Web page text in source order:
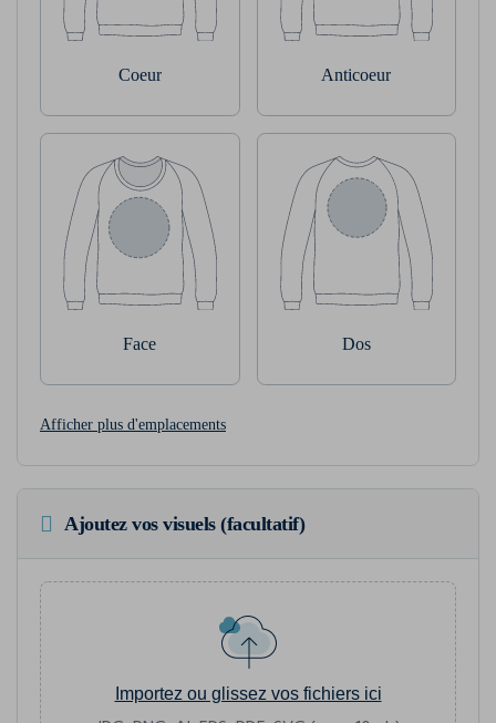
Coeur Anticoeur
Face Dos
Afficher plus d'emplacements
Ajoutez vos visuels (facultatif)
Importez ou glissez vos fichiers ici